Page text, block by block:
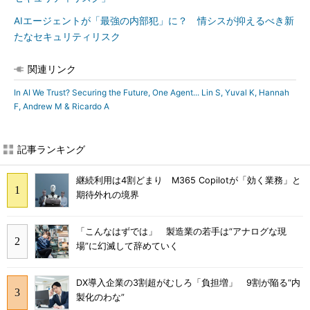
AIエージェントが「最強の内部犯」に？ 情シスが抑えるべき新
たなセキュリティリスク
関連リンク
In AI We Trust? Securing the Future, One Agent... Lin S, Yuval K, Hannah
F, Andrew M & Ricardo A
記事ランキング
継続利用は4割どまり M365 Copilotが「効く業務」と
期待外れの境界
「こんなはずでは」 製造業の若手は“アナログな現
場”に幻滅して辞めていく
DX導入企業の3割超がむしろ「負担増」 9割が陥る“内
製化のわな”